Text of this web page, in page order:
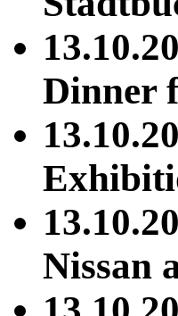
Dinner
Nissan